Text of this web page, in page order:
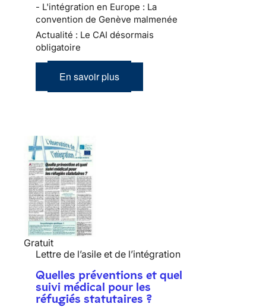
- L'intégration en Europe : La
convention de Genève malmenée
Actualité : Le CAI désormais
obligatoire
En savoir plus
Gratuit
Lettre de l’asile et de l’intégration
Quelles préventions et quel
suivi médical pour les
réfugiés statutaires ?